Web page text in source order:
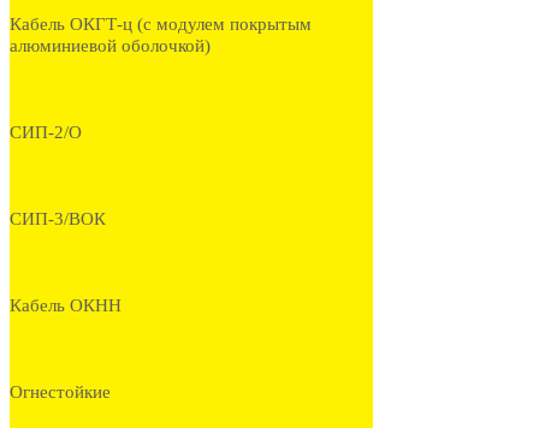
Кабель ОКГТ-ц (с модулем покрытым
алюминиевой оболочкой)
СИП-2/О
СИП-3/ВОК
Кабель ОКНН
Огнестойкие